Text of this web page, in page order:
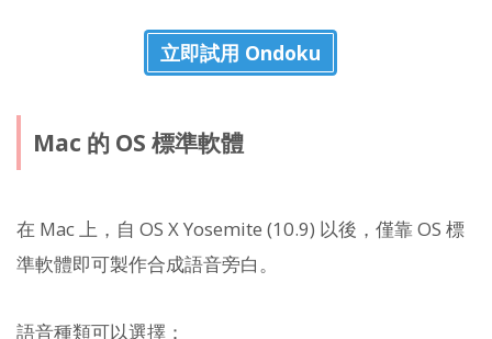
立即試用 Ondoku
Mac 的 OS 標準軟體
在 Mac 上，自 OS X Yosemite (10.9) 以後，僅靠 OS 標
準軟體即可製作合成語音旁白。
語音種類可以選擇：